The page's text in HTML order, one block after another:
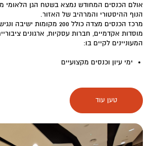
אולם הכנסים המחודש נמצא בשטח הגן הלאומי
הנוף ההיסטורי והמרהיב של האזור.
מרכז הכנסים מצדה כולל 200 מקומות ישיבה ונגיש לקהל הרחב –
מוסדות אקדמיים, חברות עסקיות, ארגונים
המעוניינים לקיים בו:
ימי עיון וכנסים מקצועיים
הופעות תרבותיות
המתקן מצויד במערכת מולטימדיה מתקדמת,
טען עוד